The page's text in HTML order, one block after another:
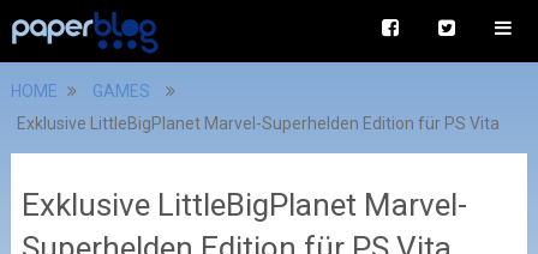
HOME
GAMES
Exklusive LittleBigPlanet Marvel-Superhelden Edition für PS Vita
Exklusive LittleBigPlanet Marvel-